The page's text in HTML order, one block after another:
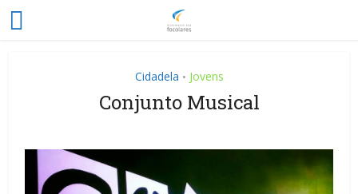
Cidadela • Jovens
Conjunto Musical